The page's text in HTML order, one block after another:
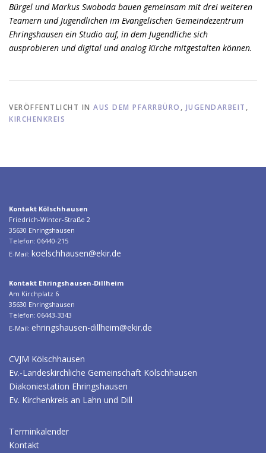
Bürgel und Markus Swoboda bauen gemeinsam mit drei weiteren
Teamern und Jugendlichen im Evangelischen Gemeindezentrum
Ehringshausen ein Studio auf, in dem Jugendliche sich
ausprobieren und digital und analog Kirche mitgestalten können.
VERÖFFENTLICHT IN AUS DEM PFARRBÜRO, JUGENDARBEIT,
KIRCHENKREIS
Kontakt Kölschhausen
Friedrich-Winter-Straße 2
35630 Ehringshausen
Telefon: 06440-215
E-Mail: koelschhausen@ekir.de
Kontakt Ehringshausen-Dillheim
Am Kirchplatz 6
35630 Ehringshausen
Telefon: 06443-3343
E-Mail: ehringshausen-dillheim@ekir.de
CVJM Kölschhausen
Ev.-Landeskirchliche Gemeinschaft Kölschhausen
Diakoniestation Ehringshausen
Ev. Kirchenkreis an Lahn und Dill
Terminkalender
Kontakt